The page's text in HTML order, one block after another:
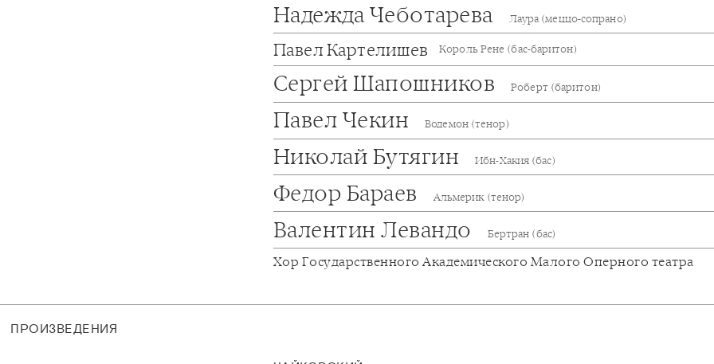
Надежда Чеботарева Лаура (меццо-сопрано)
Павел Картелишев Король Рене (бас-баритон)
Сергей Шапошников Роберт (баритон)
Павел Чекин Водемон (тенор)
Николай Бутягин Ибн-Хакия (бас)
Федор Бараев Альмерик (тенор)
Валентин Левандо Бертран (бас)
Хор Государственного Академического Малого Оперного театра
ПРОИЗВЕДЕНИЯ